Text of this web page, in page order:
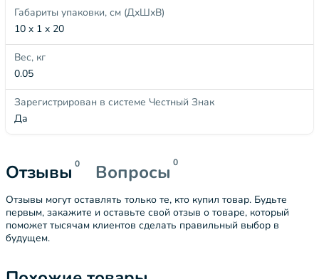
Габариты упаковки, см (ДхШхВ)
10 x 1 x 20
Вес, кг
0.05
Зарегистрирован в системе Честный Знак
Да
Отзывы 0 Вопросы 0
Отзывы могут оставлять только те, кто купил товар. Будьте
первым, закажите и оставьте свой отзыв о товаре, который
поможет тысячам клиентов сделать правильный выбор в
будущем.